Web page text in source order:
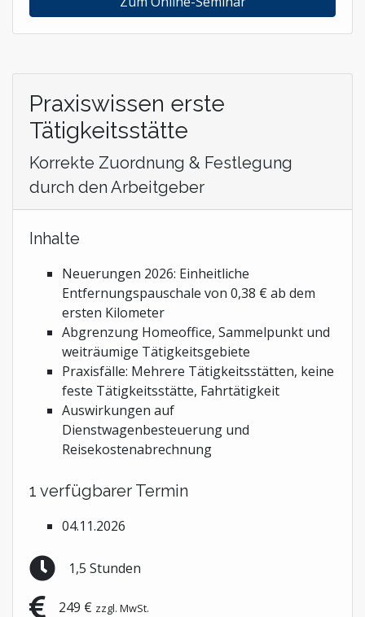
Praxiswissen erste
Tätigkeitsstätte
Korrekte Zuordnung & Festlegung
durch den Arbeitgeber
Inhalte
Neuerungen 2026: Einheitliche
Entfernungspauschale von 0,38 € ab dem
ersten Kilometer
Abgrenzung Homeoffice, Sammelpunkt und
weiträumige Tätigkeitsgebiete
Praxisfälle: Mehrere Tätigkeitsstätten, keine
feste Tätigkeitsstätte, Fahrtätigkeit
Auswirkungen auf
Dienstwagenbesteuerung und
Reisekostenabrechnung
1 verfügbarer Termin
04.11.2026
1,5 Stunden
249 € zzgl. MwSt.